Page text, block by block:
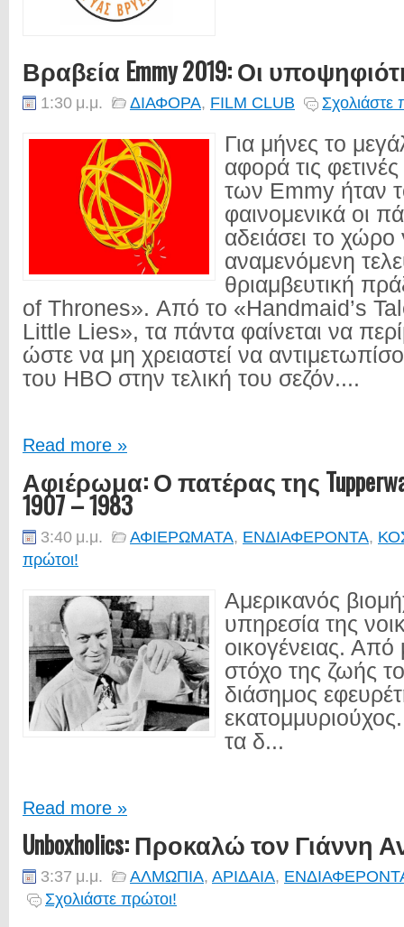
Βραβεία Emmy 2019: Οι
1:30 μ.μ. ΔΙΑΦΟΡΑ, FILM CLUB Σχολιάστε
Για μήνες το
αφορά τις
των Emmy ήταν
φαινομενικά οι
αδειάσει το χώρο
αναμενόμενη
θριαμβευτική
of Thrones». Από το «Handmaid’s
Little Lies», τα πάντα φαίνεται να
ώστε να μη χρειαστεί να
του ΗΒΟ στην τελική του σεζόν....
Read more »
Αφιέρωμα: Ο πατέρας της
1907 – 1983
3:40 μ.μ. ΑΦΙΕΡΩΜΑΤΑ, ΕΝΔΙΑΦΕΡΟΝΤΑ,
πρώτοι!
Αμερικανός
υπηρεσία της
οικογένειας. Από
στόχο της ζωής
διάσημος
τα δ...
Read more »
Unboxholics: Προκαλώ τον Γιάννη
3:37 μ.μ. ΑΛΜΩΠΙΑ, ΑΡΙΔΑΙΑ,
Σχολιάστε πρώτοι!